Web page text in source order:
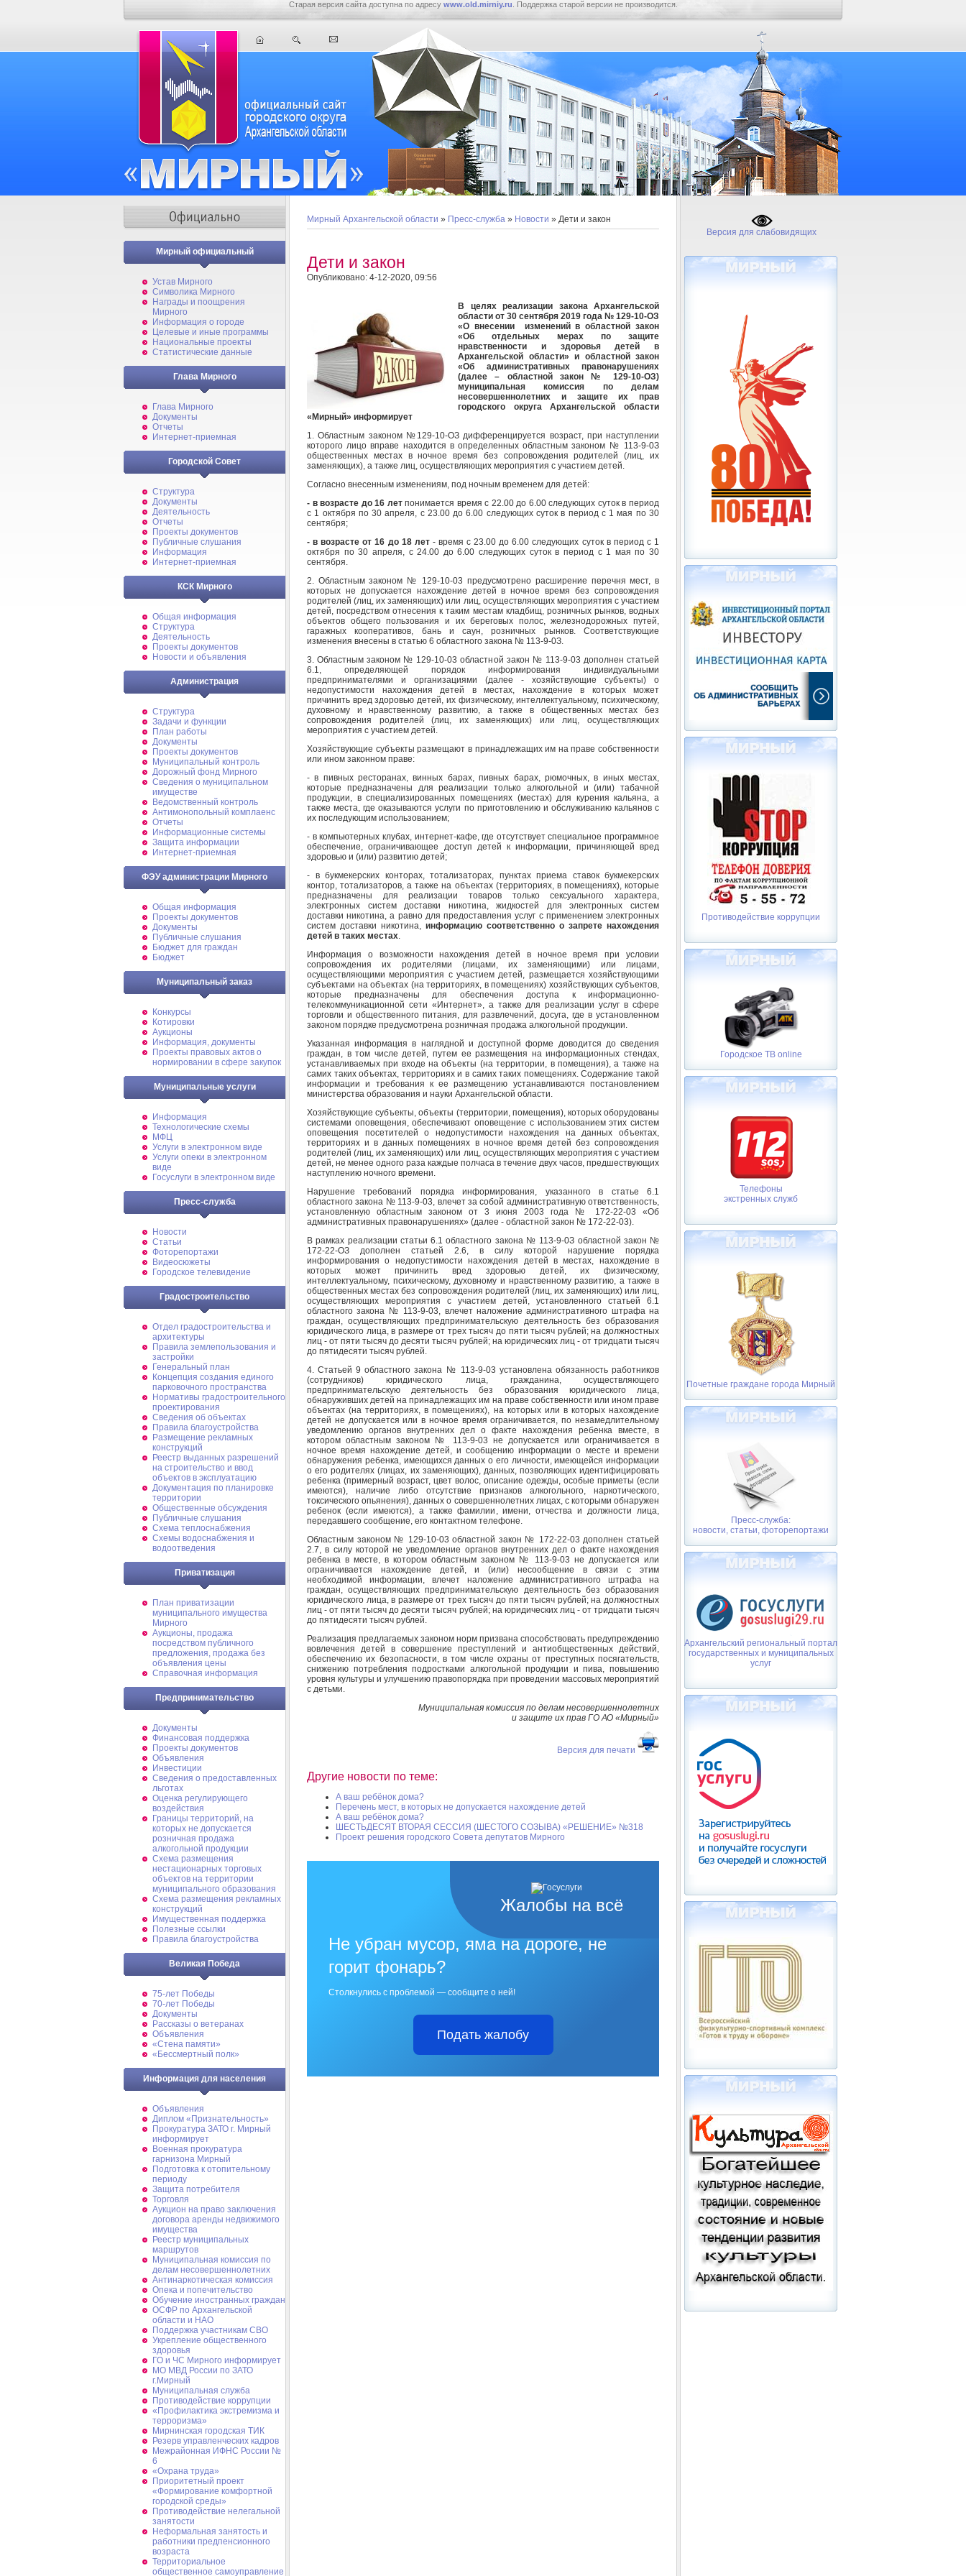
Старая версия сайта доступна по адресу www.old.mirniy.ru . Поддержка старой версии не производится.
Мирный официальный
Устав Мирного
Символика Мирного
Награды и поощрения
Мирного
Информация о городе
Целевые и иные программы
Национальные проекты
Статистические данные
Глава Мирного
Глава Мирного
Документы
Отчеты
Интернет-приемная
Городской Совет
Структура
Документы
Деятельность
Отчеты
Проекты документов
Публичные слушания
Информация
Интернет-приемная
КСК Мирного
Общая информация
Структура
Деятельность
Проекты документов
Новости и объявления
Администрация
Структура
Задачи и функции
План работы
Документы
Проекты документов
Муниципальный контроль
Дорожный фонд Мирного
Cведения о муниципальном
имуществе
Ведомственный контроль
Антимонопольный комплаенс
Отчеты
Информационные системы
Защита информации
Интернет-приемная
ФЭУ администрации Мирного
Общая информация
Проекты документов
Документы
Публичные слушания
Бюджет для граждан
Бюджет
Муниципальный заказ
Конкурсы
Котировки
Аукционы
Информация, документы
Проекты правовых актов о
нормировании в сфере закупок
Муниципальные услуги
Информация
Технологические схемы
МФЦ
Услуги в электронном виде
Услуги опеки в электронном
виде
Госуслуги в электронном виде
Пресс-служба
Новости
Статьи
Фоторепортажи
Видеосюжеты
Городское телевидение
Градостроительство
Отдел градостроительства и
архитектуры
Правила землепользования и
застройки
Генеральный план
Концепция создания единого
парковочного пространства
Нормативы градостроительного
проектирования
Сведения об объектах
Правила благоустройства
Размещение рекламных
конструкций
Реестр выданных разрешений
на строительство и ввод
объектов в эксплуатацию
Документация по планировке
территории
Общественные обсуждения
Публичные слушания
Схема теплоснабжения
Схемы водоснабжения и
водоотведения
Приватизация
План приватизации
муниципального имущества
Мирного
Аукционы, продажа
посредством публичного
предложения, продажа без
объявления цены
Справочная информация
Предпринимательство
Документы
Финансовая поддержка
Проекты документов
Объявления
Инвестиции
Сведения о предоставленных
льготах
Оценка регулирующего
воздействия
Границы территорий, на
которых не допускается
розничная продажа
алкогольной продукции
Схема размещения
нестационарных торговых
объектов на территории
муниципального образования
Схема размещения рекламных
конструкций
Имущественная поддержка
Полезные ссылки
Правила благоустройства
Великая Победа
75-лет Победы
70-лет Победы
Документы
Рассказы о ветеранах
Объявления
«Стена памяти»
«Бессмертный полк»
Информация для населения
Объявления
Диплом «Признательность»
Прокуратура ЗАТО г. Мирный
информирует
Военная прокуратура
гарнизона Мирный
Подготовка к отопительному
периоду
Защита потребителя
Торговля
Аукцион на право заключения
договора аренды недвижимого
имущества
Реестр муниципальных
маршрутов
Муниципальная комиссия по
делам несовершеннолетних
Антинаркотическая комиссия
Опека и попечительство
Обучение иностранных граждан
ОСФР по Архангельской
области и НАО
Поддержка участникам СВО
Укрепление общественного
здоровья
ГО и ЧС Мирного информирует
МО МВД России по ЗАТО
г.Мирный
Муниципальная cлужба
Противодействие коррупции
«Профилактика экстремизма и
терроризма»
Мирнинская городская ТИК
Резерв управленческих кадров
Межрайонная ИФНС России №
6
«Охрана труда»
Приоритетный проект
«Формирование комфортной
городской среды»
Противодействие нелегальной
занятости
Неформальная занятость и
работники предпенсионного
возраста
Территориальное
общественное самоуправление
Мирный Архангельской области » Пресс-служба » Новости » Дети и закон
Дети и закон
Опубликовано: 4-12-2020, 09:56
В целях реализации закона Архангельской
области от 30 сентября 2019 года № 129-10-ОЗ
«О внесении изменений в областной закон
«Об отдельных мерах по защите
нравственности и здоровья детей в
Архангельской области» и областной закон
«Об административных правонарушениях
(далее – областной закон № 129-10-ОЗ)
муниципальная комиссия по делам
несовершеннолетних и защите их прав
городского округа Архангельской области
«Мирный» информирует
1. Областным законом №129-10-ОЗ дифференцируется возраст, при наступлении
которого лицо вправе находится в определенных областным законом № 113-9-0З
общественных местах в ночное время без сопровождения родителей (лиц, их
заменяющих), а также лиц, осуществляющих мероприятия с участием детей.
Согласно внесенным изменениям, под ночным временем для детей:
- в возрасте до 16 летпонимается время с 22.00 до 6.00 следующих суток в период
с 1 октября по 30 апреля, с 23.00 до 6.00 следующих суток в период с 1 мая по 30
сентября;
- в возрасте от 16 до 18 лет- время с 23.00 до 6.00 следующих суток в период с 1
октября по 30 апреля, с 24.00 до 6.00 следующих суток в период с 1 мая по 30
сентября.
2. Областным законом № 129-10-03 предусмотрено расширение перечня мест, в
которых не допускается нахождение детей в ночное время без сопровождения
родителей (лиц, их заменяющих) или лиц, осуществляющих мероприятия с участием
детей, посредством отнесения к таким местам кладбищ, розничных рынков, водных
объектов общего пользования и их береговых полос, железнодорожных путей,
гаражных кооперативов, бань и саун, розничных рынков. Соответствующие
изменения внесены в статью 6 областного закона № 113-9-0З.
3. Областным законом № 129-10-03 областной закон № 113-9-03 дополнен статьей
6.1, определяющей порядок информирования индивидуальными
предпринимателями и организациями (далее - хозяйствующие субъекты) о
недопустимости нахождения детей в местах, нахождение в которых может
причинить вред здоровью детей, их физическому, интеллектуальному, психическому,
духовному и нравственному развитию, а также в общественных местах без
сопровождения родителей (лиц, их заменяющих) или лиц, осуществляющих
мероприятия с участием детей.
Хозяйствующие субъекты размещают в принадлежащих им на праве собственности
или ином законном праве:
- в пивных ресторанах, винных барах, пивных барах, рюмочных, в иных местах,
которые предназначены для реализации только алкогольной и (или) табачной
продукции, в специализированных помещениях (местах) для курения кальяна, а
также места, где оказываются услуги по приготовлению и обслуживанию кальянов с
их последующим использованием;
- в компьютерных клубах, интернет-кафе, где отсутствует специальное программное
обеспечение, ограничивающее доступ детей к информации, причиняющей вред
здоровью и (или) развитию детей;
- в букмекерских конторах, тотализаторах, пунктах приема ставок букмекерских
контор, тотализаторов, а также на объектах (территориях, в помещениях), которые
предназначены для реализации товаров только сексуального характера,
электронных систем доставки никотина, жидкостей для электронных систем
доставки никотина, а равно для предоставления услуг с применением электронных
систем доставки никотина, информацию соответственно о запрете нахождения
детей в таких местах.
Информация о возможности нахождения детей в ночное время при условии
сопровождения их родителями (лицами, их заменяющими) или лицами,
осуществляющими мероприятия с участием детей, размещается хозяйствующими
субъектами на объектах (на территориях, в помещениях) хозяйствующих субъектов,
которые предназначены для обеспечения доступа к информационно-
телекоммуникационной сети «Интернет», а также для реализации услуг в сфере
торговли и общественного питания, для развлечений, досуга, где в установленном
законом порядке предусмотрена розничная продажа алкогольной продукции.
Указанная информация в наглядной и доступной форме доводится до сведения
граждан, в том числе детей, путем ее размещения на информационных стендах,
устанавливаемых при входе на объекты (на территории, в помещения), а также на
самих таких объектах, территориях и в самих таких помещениях. Содержание такой
информации и требования к ее размещению устанавливаются постановлением
министерства образования и науки Архангельской области.
Хозяйствующие субъекты, объекты (территории, помещения), которых оборудованы
системами оповещения, обеспечивают оповещение с использованием этих систем
оповещения посетителей о недопустимости нахождения на данных объектах,
территориях и в данных помещениях в ночное время детей без сопровождения
родителей (лиц, их заменяющих) или лиц, осуществляющих мероприятия с участием
детей, не менее одного раза каждые полчаса в течение двух часов, предшествующих
наступлению ночного времени.
Нарушение требований порядка информирования, указанного в статье 6.1
областного закона № 113-9-03, влечет за собой административную ответственность,
установленную областным законом от 3 июня 2003 года № 172-22-03 «Об
административных правонарушениях» (далее - областной закон № 172-22-03).
В рамках реализации статьи 6.1 областного закона № 113-9-0З областной закон №
172-22-ОЗ дополнен статьей 2.6, в силу которой нарушение порядка
информирования о недопустимости нахождения детей в местах, нахождение в
которых может причинить вред здоровью детей, их физическому,
интеллектуальному, психическому, духовному и нравственному развитию, а также в
общественных местах без сопровождения родителей (лиц, их заменяющих) или лиц,
осуществляющих мероприятия с участием детей, установленного статьей 6.1
областного закона № 113-9-03, влечет наложение административного штрафа на
граждан, осуществляющих предпринимательскую деятельность без образования
юридического лица, в размере от трех тысяч до пяти тысяч рублей; на должностных
лиц - от пяти тысяч до десяти тысяч рублей; на юридических лиц - от тридцати тысяч
до пятидесяти тысяч рублей.
4. Статьей 9 областного закона № 113-9-03 установлена обязанность работников
(сотрудников) юридического лица, гражданина, осуществляющего
предпринимательскую деятельность без образования юридического лица,
обнаруживших детей на принадлежащих им на праве собственности или ином праве
объектах (на территориях, в помещениях), на которых или в которых нахождение
детей не допускается или в ночное время ограничивается, по незамедлительному
уведомлению органов внутренних дел о факте нахождения ребенка вместе, в
котором областным законом № 113-9-03 не допускается или ограничивается в
ночное время нахождение детей, и сообщению информации о месте и времени
обнаружения ребенка, имеющихся данных о его личности, имеющейся информации
о его родителях (лицах, их заменяющих), данных, позволяющих идентифицировать
ребенка (примерный возраст, цвет волос, описание одежды, особые приметы (если
имеются), наличие либо отсутствие признаков алкогольного, наркотического,
токсического опьянения), данных о совершеннолетних лицах, с которыми обнаружен
ребенок (если имеются), а также фамилии, имени, отчества и должности лица,
передавшего сообщение, его контактном телефоне.
Областным законом № 129-10-03 областной закон № 172-22-03 дополнен статьей
2.7, в силу которой не уведомление органов внутренних дел о факте нахождения
ребенка в месте, в котором областным законом № 113-9-03 не допускается или
ограничивается нахождение детей, и (или) несообщение в связи с этим
необходимой информации, влечет наложение административного штрафа на
граждан, осуществляющих предпринимательскую деятельность без образования
юридического лица, в размере от трех тысяч до пяти тысяч рублей; на должностных
лиц - от пяти тысяч до десяти тысяч рублей; на юридических лиц - от тридцати тысяч
до пятидесяти тысяч рублей.
Реализация предлагаемых законом норм призвана способствовать предупреждению
вовлечения детей в совершение преступлений и антиобщественных действий,
обеспечению их безопасности, в том числе охраны от преступных посягательств,
снижению потребления подростками алкогольной продукции и пива, повышению
уровня культуры и улучшению правопорядка при проведении массовых мероприятий
с детьми.
Муниципальная комиссия по делам несовершеннолетних
и защите их прав ГО АО «Мирный»
Версия для печати
Другие новости по теме:
А ваш ребёнок дома?
Перечень мест, в которых не допускается нахождение детей
А ваш ребёнок дома?
ШЕСТЬДЕСЯТ ВТОРАЯ СЕССИЯ (ШЕСТОГО СОЗЫВА) «РЕШЕНИЕ» №318
Проект решения городского Совета депутатов Мирного
Жалобы на всё
Не убран мусор, яма на дороге, не
горит фонарь?
Столкнулись с проблемой — сообщите о ней!
Подать жалобу
Версия для слабовидящих
Противодействие коррупции
Городское ТВ online
Телефоны
экстренных служб
Почетные граждане города Мирный
Пресс-служба:
новости, статьи, фоторепортажи
Архангельский региональный портал
государственных и муниципальных
услуг